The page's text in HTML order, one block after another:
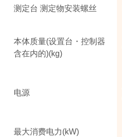
测定台 测定物安装螺丝
本体质量(设置台・控制器
含在内的)(kg)
电源
最大消费电力(kW)